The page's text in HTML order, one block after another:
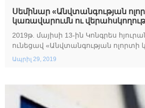
Սեմինար «Անվտանգության
կառավարումն ու
Ապրիլ 29, 2019
2019թ. մայիսի 13-ին Կոնգրես
ունեցավ «Անվտանգության ոլորտի